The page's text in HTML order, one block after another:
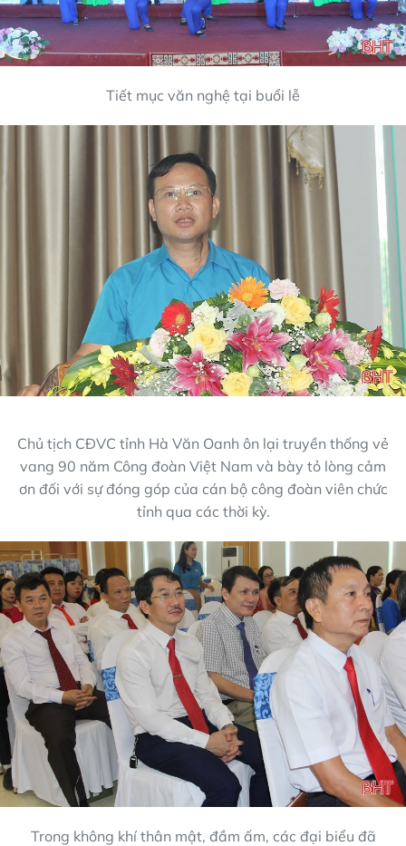
Tiết mục văn nghệ tại buổi lễ
Chủ tịch CĐVC tỉnh Hà Văn Oanh ôn lại truyền thống vẻ
vang 90 năm Công đoàn Việt Nam và bày tỏ lòng cảm
ơn đối với sự đóng góp của cán bộ công đoàn viên chức
tỉnh qua các thời kỳ.
Trong không khí thân mật, đầm ấm, các đại biểu đã